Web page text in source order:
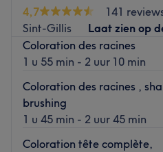
valeur votre chevelure.
Transport public le plus proche
L'arrêt de bus Bareel est à
L’équipe
C'est Rymane qui vous
4,7
141
Sint-Gillis
Laat zien op
Coloration des racines
1 u 55 min - 2 uur 10 min
Coloration des racines ,
brushing
1 u 45 min - 2 uur 45 min
Coloration tête complète,